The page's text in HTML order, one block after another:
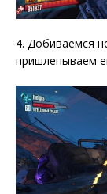
4. Добиваемся
пришлепываем